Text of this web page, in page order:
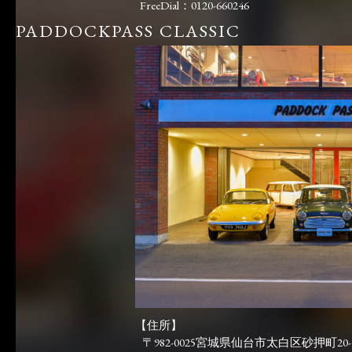
FreeDial：0120-660246
PADDOCKPASS CLASSIC
【住所】
〒982-0025宮城県仙台市太白区砂押町